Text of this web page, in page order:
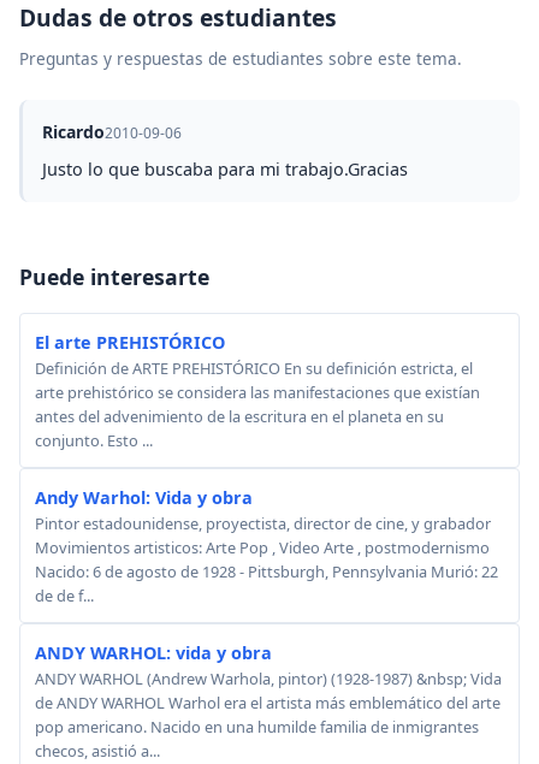
Dudas de otros estudiantes
Preguntas y respuestas de estudiantes sobre este tema.
Ricardo2010-09-06
Justo lo que buscaba para mi trabajo.Gracias
Puede interesarte
El arte PREHISTÓRICO
Definición de ARTE PREHISTÓRICO En su definición estricta, el
arte prehistórico se considera las manifestaciones que existían
antes del advenimiento de la escritura en el planeta en su
conjunto. Esto ...
Andy Warhol: Vida y obra
Pintor estadounidense, proyectista, director de cine, y grabador
Movimientos artisticos: Arte Pop , Video Arte , postmodernismo
Nacido: 6 de agosto de 1928 - Pittsburgh, Pennsylvania Murió: 22
de de f...
ANDY WARHOL: vida y obra
ANDY WARHOL (Andrew Warhola, pintor) (1928-1987) &nbsp; Vida
de ANDY WARHOL Warhol era el artista más emblemático del arte
pop americano. Nacido en una humilde familia de inmigrantes
checos, asistió a...